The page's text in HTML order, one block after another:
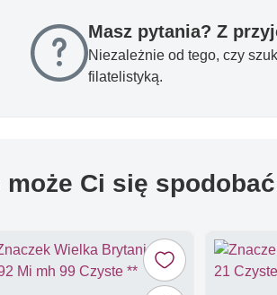
Masz pytania? Z
Niezależnie od tego, czy
filatelistyką.
może Ci się spodobać